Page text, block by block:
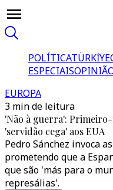
POLÍTICATÜRKİYE
ESPECIAIS
EUROPA
3 min de leitura
'Não à guerra':
'servidão cega' aos EUA
Pedro Sánchez invoca
prometendo que a
que são 'más para o
represálias'.